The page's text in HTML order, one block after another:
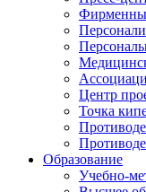
Центр
Точка
Образование
Учебно-